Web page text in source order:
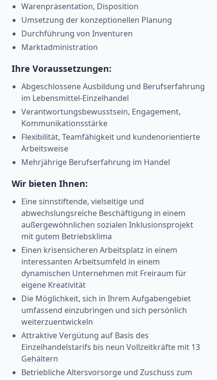
Warenpräsentation, Disposition
Umsetzung der konzeptionellen Planung
Durchführung von Inventuren
Marktadministration
Ihre Voraussetzungen:
Abgeschlossene Ausbildung und Berufserfahrung
im Lebensmittel-Einzelhandel
Verantwortungsbewusstsein, Engagement,
Kommunikationsstärke
Flexibilität, Teamfähigkeit und kundenorientierte
Arbeitsweise
Mehrjährige Berufserfahrung im Handel
Wir bieten Ihnen:
Eine sinnstiftende, vielseitige und
abwechslungsreiche Beschäftigung in einem
außergewöhnlichen sozialen Inklusionsprojekt
mit gutem Betriebsklima
Einen krisensicheren Arbeitsplatz in einem
interessanten Arbeitsumfeld in einem
dynamischen Unternehmen mit Freiraum für
eigene Kreativität
Die Möglichkeit, sich in Ihrem Aufgabengebiet
umfassend einzubringen und sich persönlich
weiterzuentwickeln
Attraktive Vergütung auf Basis des
Einzelhandelstarifs bis neun Vollzeitkräfte mit 13
Gehältern
Betriebliche Altersvorsorge und Zuschuss zum